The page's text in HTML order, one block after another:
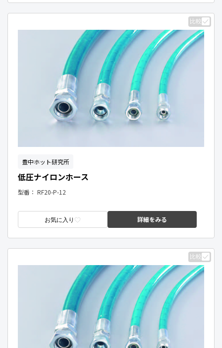
比較
豊中ホット研究所
低圧ナイロンホース
型番： RF20-P-12
お気に入り 詳細をみる
比較